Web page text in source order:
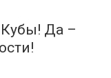
Кубы! Да –
КПРФ